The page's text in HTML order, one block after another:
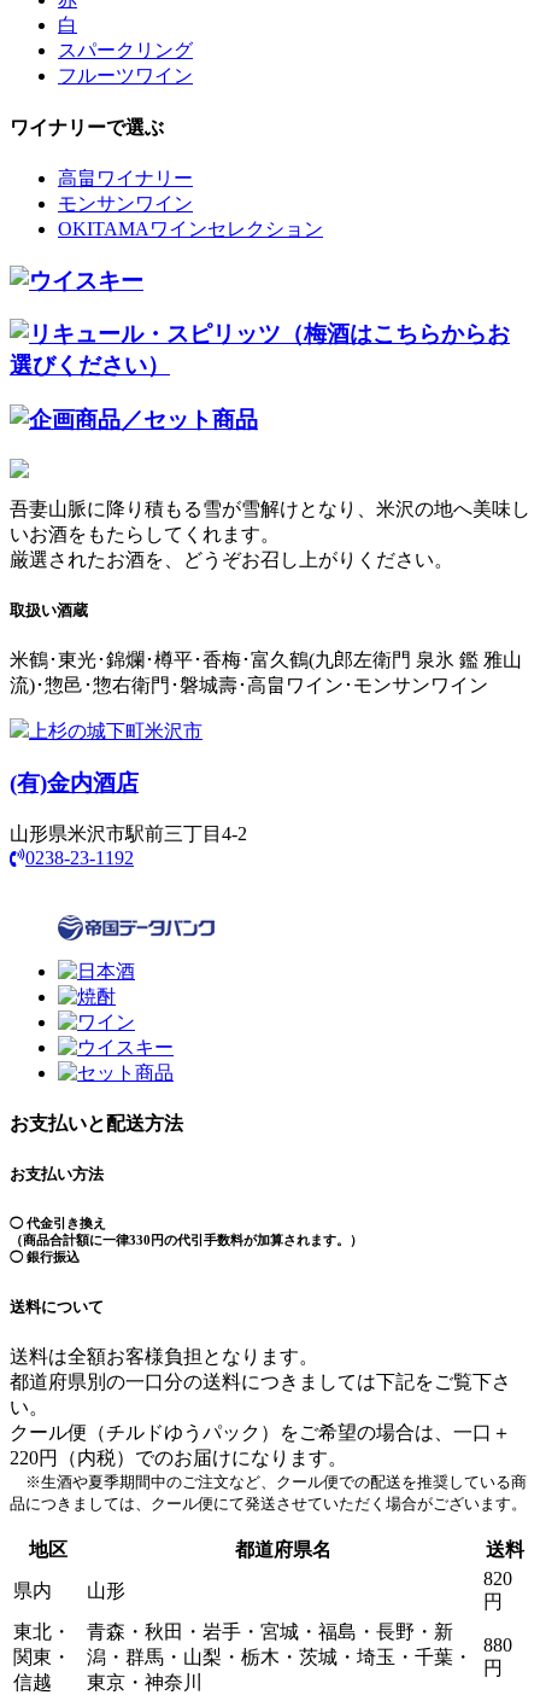
白
スパークリング
フルーツワイン
ワイナリーで選ぶ
高畠ワイナリー
モンサンワイン
OKITAMAワインセレクション
吾妻山脈に降り積もる雪が雪解けとなり、米沢の地へ美味し
いお酒をもたらしてくれます。
厳選されたお酒を、どうぞお召し上がりください。
取扱い酒蔵
米鶴･東光･錦爛･樽平･香梅･富久鶴(九郎左衛門 泉氷 鑑 雅山
流)･惣邑･惣右衛門･磐城壽･高畠ワイン･モンサンワイン
上杉の城下町米沢市
(有)金内酒店
山形県米沢市駅前三丁目4-2
0238-23-1192
お支払いと配送方法
お支払い方法
◯ 代金引き換え
（商品合計額に一律330円の代引手数料が加算されます。）
◯ 銀行振込
送料について
送料は全額お客様負担となります。
都道府県別の一口分の送料につきましては下記をご覧下さ
い。
クール便（チルドゆうパック）をご希望の場合は、一口＋
220円（内税）でのお届けになります。
※生酒や夏季期間中のご注文など、クール便での配送を推奨している商
品につきましては、クール便にて発送させていただく場合がございます。
地区 都道府県名
送料
県内
山形
820
円
東北・
関東・
信越
青森・秋田・岩手・宮城・福島・長野・新
潟・群馬・山梨・栃木・茨城・埼玉・千葉・
東京・神奈川
880
円